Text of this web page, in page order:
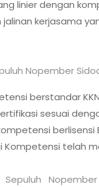
linier dengan
kerjasama
Nopember
berstandar
sesuai
Kompetensi telah
Sepuluh